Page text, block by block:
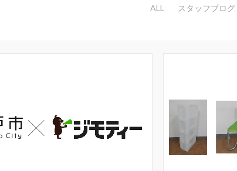
ALL スタッフブログ